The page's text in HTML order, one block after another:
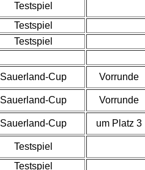
Testspiel
Testspiel
Testspiel
Sauerland-Cup Vorrunde
Sauerland-Cup Vorrunde
Sauerland-Cup um Platz 3
Testspiel
Testspiel